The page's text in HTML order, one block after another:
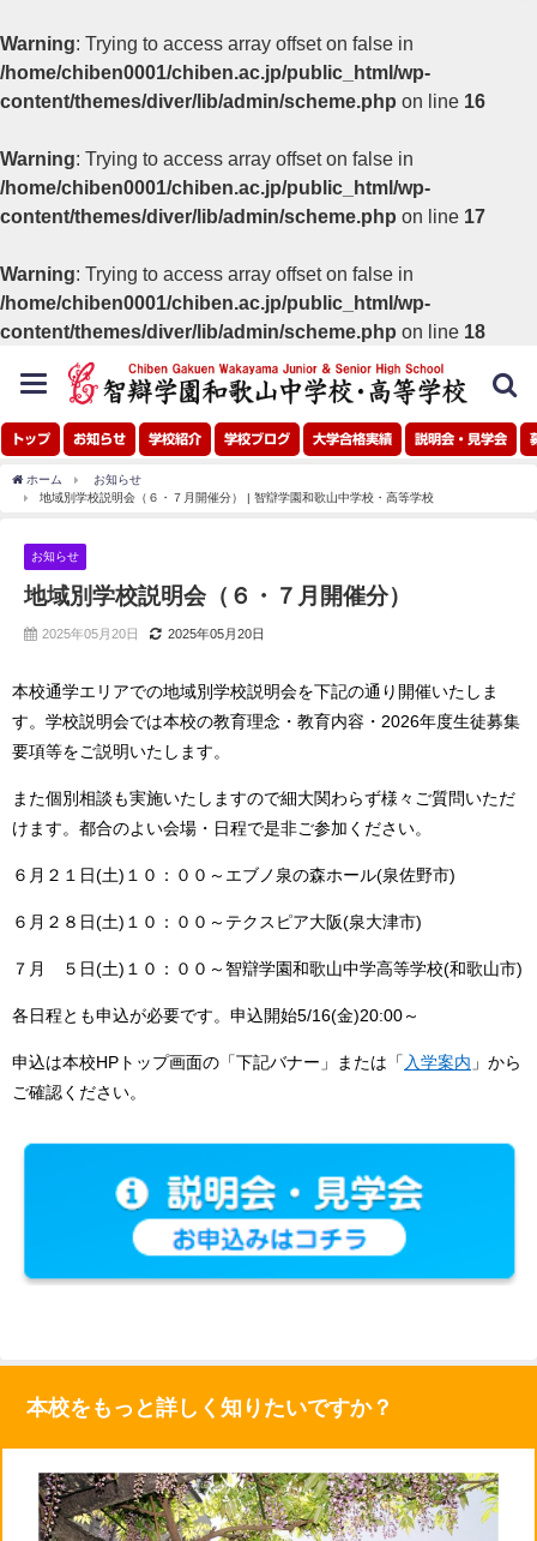
Warning: Trying to access array offset on false in
/home/chiben0001/chiben.ac.jp/public_html/wp-
content/themes/diver/lib/admin/scheme.php on line 16
Warning: Trying to access array offset on false in
/home/chiben0001/chiben.ac.jp/public_html/wp-
content/themes/diver/lib/admin/scheme.php on line 17
Warning: Trying to access array offset on false in
/home/chiben0001/chiben.ac.jp/public_html/wp-
content/themes/diver/lib/admin/scheme.php on line 18
toggle
navigation
トップ お知らせ 学校紹介 学校ブログ 大学合格実績 説明会・見学会
ホーム
お知らせ
地域別学校説明会（６・７月開催分） | 智辯学園和歌山中学校・高等学校
お知らせ
地域別学校説明会（６・７月開催分）
2025年05月20日 2025年05月20日
本校通学エリアでの地域別学校説明会を下記の通り開催いたしま
す。学校説明会では本校の教育理念・教育内容・2026年度生徒募集
要項等をご説明いたします。
また個別相談も実施いたしますので細大関わらず様々ご質問いただ
けます。都合のよい会場・日程で是非ご参加ください。
６月２１日(土)１０：００～エブノ泉の森ホール(泉佐野市)
６月２８日(土)１０：００～テクスピア大阪(泉大津市)
７月 ５日(土)１０：００～智辯学園和歌山中学高等学校(和歌山市)
各日程とも申込が必要です。申込開始5/16(金)20:00～
申込は本校HPトップ画面の「下記バナー」または「 入学案内 」から
ご確認ください。
本校をもっと詳しく知りたいですか？